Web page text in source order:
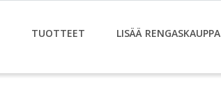
TUOTTEET LISÄÄ RENGASKAUPPA